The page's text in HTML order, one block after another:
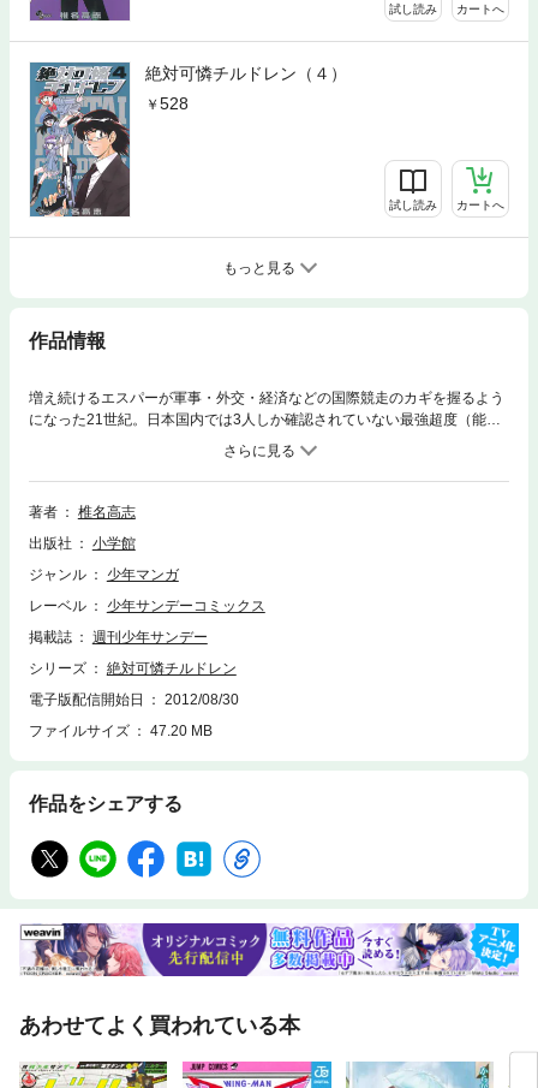
試し読み カートへ
絶対可憐チルドレン（４）
528
試し読み カートへ
もっと見る
作品情報
増え続けるエスパーが軍事・外交・経済などの国際競走のカギを握るよう
になった21世紀。日本国内では3人しか確認されていない最強超度（能力
レベル）のエスパーである薫、葵、志穂の3人は、特務エスパー「ザ・チ
ルドレン」として難事件の解決に日夜奔走中である。しかし、凄まじい能
力を持っているとはいえ、彼女たちは弱冠10歳の女の子。チルドレンの現
場主任である20歳の科学者・皆本は、オマセで生意気な3人に振り回され
著者
椎名高志
出版社
小学館
ジャンル
少年マンガ
レーベル
少年サンデーコミックス
掲載誌
週刊少年サンデー
シリーズ
絶対可憐チルドレン
電子版配信開始日
2012/08/30
ファイルサイズ
47.20 MB
作品をシェアする
あわせてよく買われている本